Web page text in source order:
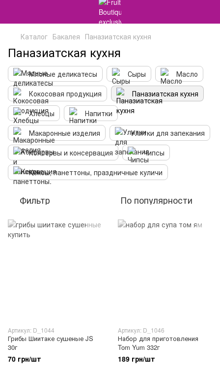
Каталог Бакалея Паназиатская кухня
Паназиатская кухня
Мясные деликатесы Сыры
Масло
Кокосовая продукция
Паназиатская кухня
Хлебцы
Напитки
Макаронные изделия
Улитки для запекания
Консервы и консервация
Чипсы
Кексы, панеттоны, праздничные куличи
Фильтр По популярности
Артикул: D_1044
Грибы Шиитаке сушеные JS
30г
70 грн/шт
Артикул: D_1046
Набор для приготовления
Tom Yum 332г
189 грн/шт